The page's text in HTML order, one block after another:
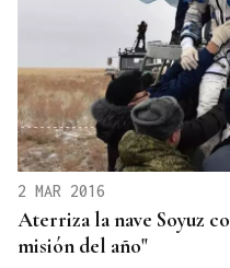
2 MAR 2016
Aterriza la nave Soyuz
misión del año"